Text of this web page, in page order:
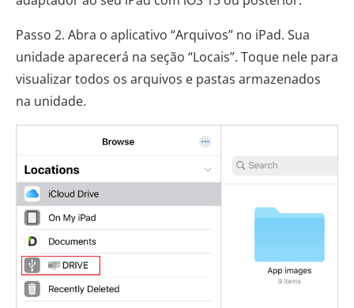
Passo 2. Abra o aplicativo “Arquivos” no iPad. Sua
unidade aparecerá na seção “Locais”. Toque nele para
visualizar todos os arquivos e pastas armazenados
na unidade.